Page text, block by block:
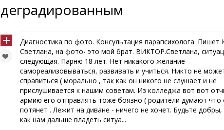
деградированным
Диагностика по фото. Консультация парапсихолога. Пишет
Светлана, на фото- это мой брат. ВИКТОР.Светлана,
следующая. Парню 18 лет. Нет никакого желание
самореализовываться, развивать и учиться. Никто не
справиться ( морально , так как он никого не слушает и не
прислушивается к нашим советам. Из колледжа вот вот
армию его отправлять тоже боязно ( родители думают что
потянет . Лежит на диване - ничего не хочет. Будьте добры,
как нам дальше владеть ситуа...